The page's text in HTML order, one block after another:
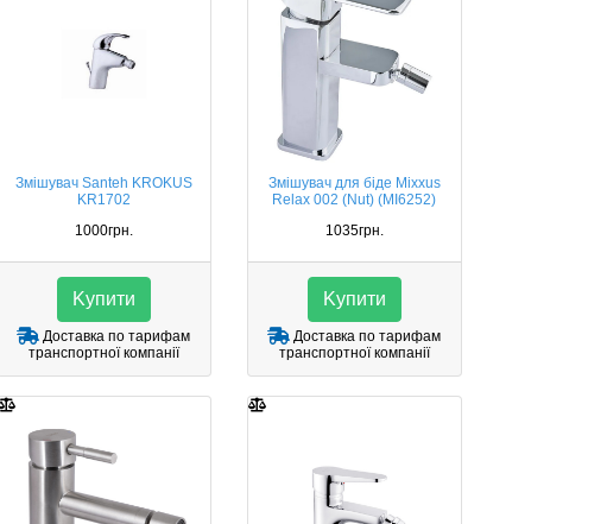
Змішувач Santeh KROKUS
KR1702
1000грн.
Kупити
Доставка по тарифам
транспортної компанії
Змішувач для біде Mixxus
Relax 002 (Nut) (MI6252)
1035грн.
Kупити
Доставка по тарифам
транспортної компанії